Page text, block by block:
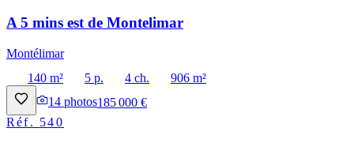
A 5 mins est de Montelimar
Montélimar
140 m²
5 p. 4 ch.
906 m²
14 photos185 000 €
Réf. 540